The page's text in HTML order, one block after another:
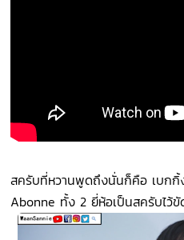
สครับที่หวานพูดถึงนั่นก็คือ เบกกิ้
Abonne ทั้ง 2 ยี่ห้อเป็นสครับไว้ขั